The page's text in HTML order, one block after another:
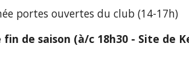
portes ouvertes du club (14-17h)
fin de saison (à/c 18h30 - Site de